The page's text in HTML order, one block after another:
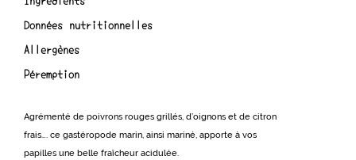
Données nutritionnelles
Allergènes
Péremption
Agrémenté de poivrons rouges grillés, d’oignons et de citron
frais…. ce gastéropode marin, ainsi mariné, apporte à vos
papilles une belle fraîcheur acidulée.